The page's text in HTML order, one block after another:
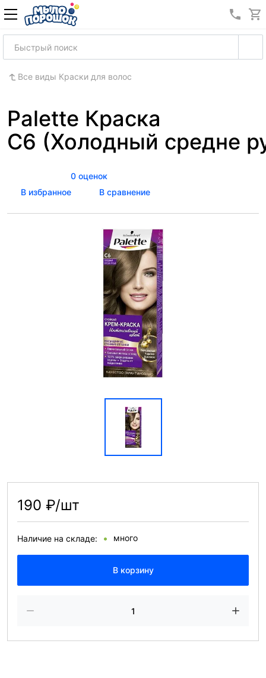
8
Все виды Краски для волос
Palette Краска
C6 (Холодный средне
0 оценок
В избранное
В сравнение
190 ₽/шт
Наличие на складе: много
В корзину